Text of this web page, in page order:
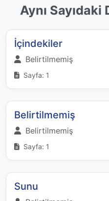
Aynı
İçindekiler
Belirtilmemiş
Sayfa: 1
Belirtilmemiş
Belirtilmemiş
Sayfa: 1
Sunu